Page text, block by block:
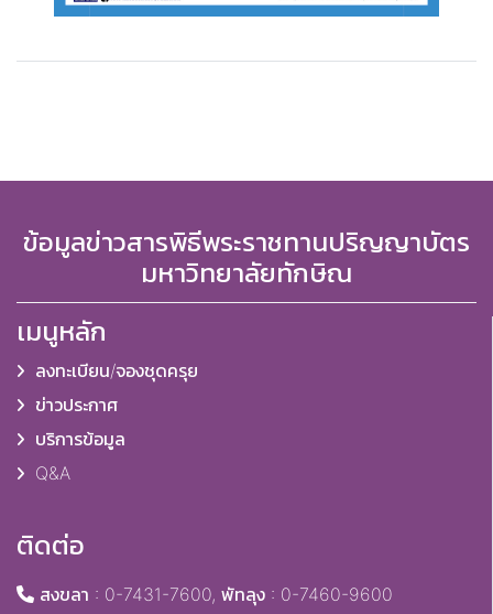
ข้อมูลข่าวสารพิธีพระราชทานปริญญาบัตร
มหาวิทยาลัยทักษิณ
เมนูหลัก
ลงทะเบียน/จองชุดครุย
ข่าวประกาศ
บริการข้อมูล
Q&A
ติดต่อ
สงขลา : 0-7431-7600, พัทลุง : 0-7460-9600